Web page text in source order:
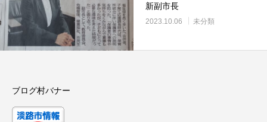
新副市長
2023.10.06 未分類
ブログ村バナー